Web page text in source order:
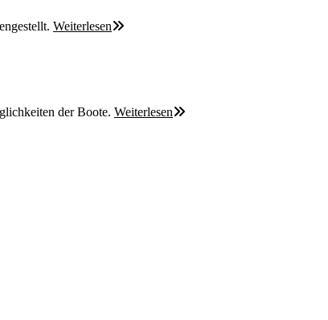
Weiterlesen
der Boote. Weiterlesen